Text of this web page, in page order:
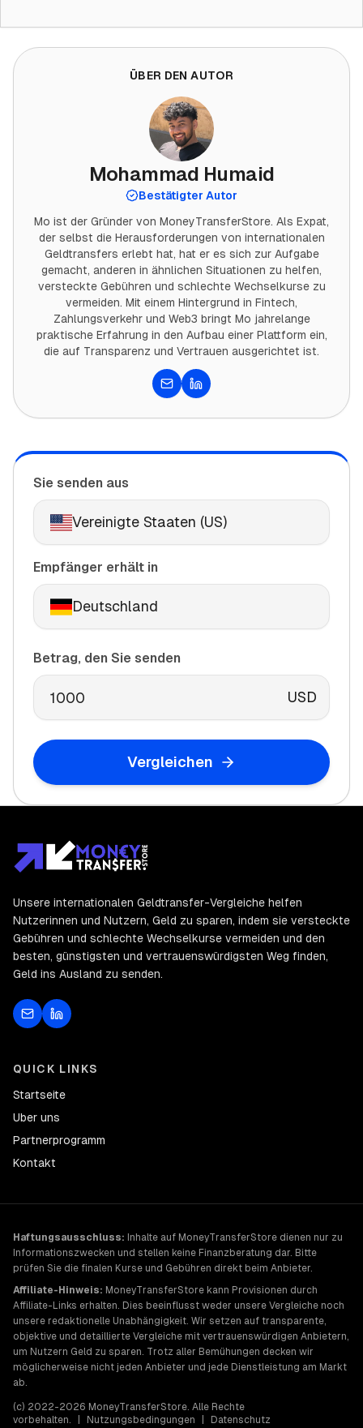
ÜBER DEN AUTOR
Mohammad Humaid
Bestätigter Autor
Mo ist der Gründer von MoneyTransferStore. Als Expat,
der selbst die Herausforderungen von internationalen
Geldtransfers erlebt hat, hat er es sich zur Aufgabe
gemacht, anderen in ähnlichen Situationen zu helfen,
versteckte Gebühren und schlechte Wechselkurse zu
vermeiden. Mit einem Hintergrund in Fintech,
Zahlungsverkehr und Web3 bringt Mo jahrelange
praktische Erfahrung in den Aufbau einer Plattform ein,
die auf Transparenz und Vertrauen ausgerichtet ist.
E-MailLinkedIn
Sie senden aus
Vereinigte Staaten (US)
Empfänger erhält in
Deutschland
Betrag, den Sie senden
USD
Vergleichen
Unsere internationalen Geldtransfer-Vergleiche helfen
Nutzerinnen und Nutzern, Geld zu sparen, indem sie versteckte
Gebühren und schlechte Wechselkurse vermeiden und den
besten, günstigsten und vertrauenswürdigsten Weg finden,
Geld ins Ausland zu senden.
QUICK LINKS
Startseite
Uber uns
Partnerprogramm
Kontakt
Haftungsausschluss: Inhalte auf MoneyTransferStore dienen nur zu
Informationszwecken und stellen keine Finanzberatung dar. Bitte
prüfen Sie die finalen Kurse und Gebühren direkt beim Anbieter.
Affiliate-Hinweis: MoneyTransferStore kann Provisionen durch
Affiliate-Links erhalten. Dies beeinflusst weder unsere Vergleiche noch
unsere redaktionelle Unabhängigkeit. Wir setzen auf transparente,
objektive und detaillierte Vergleiche mit vertrauenswürdigen Anbietern,
um Nutzern Geld zu sparen. Trotz aller Bemühungen decken wir
möglicherweise nicht jeden Anbieter und jede Dienstleistung am Markt
ab.
(c) 2022-2026 MoneyTransferStore. Alle Rechte
vorbehalten.
Nutzungsbedingungen Datenschutz